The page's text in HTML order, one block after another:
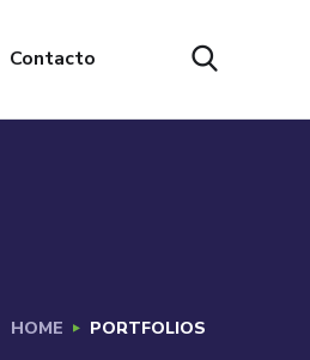
Contacto
HOME PORTFOLIOS